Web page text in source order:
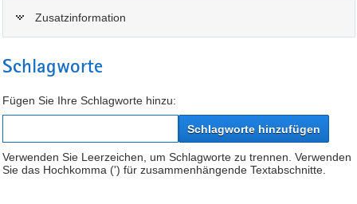
Zusatzinformation
Schlagworte
Fügen Sie Ihre Schlagworte hinzu:
Schlagworte hinzufügen
Verwenden Sie Leerzeichen, um Schlagworte zu trennen. Verwenden
Sie das Hochkomma (') für zusammenhängende Textabschnitte.